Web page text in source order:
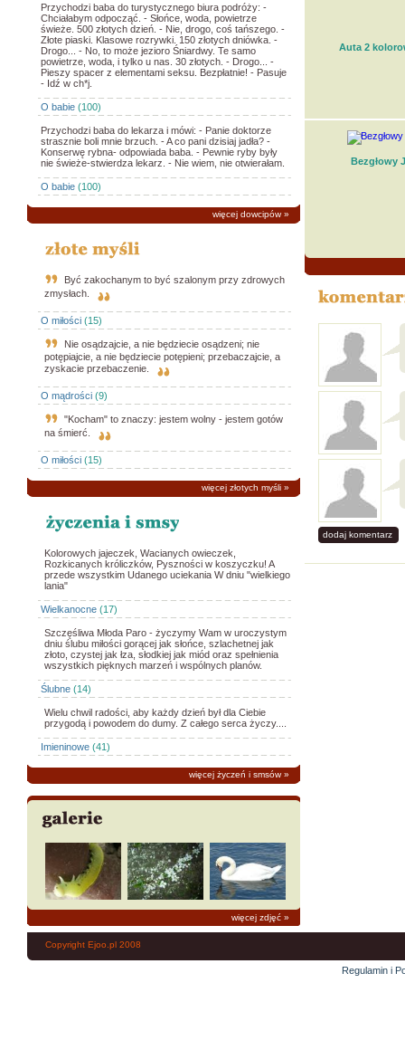
Przychodzi baba do turystycznego biura podróży: -
Chciałabym odpocząć. - Słońce, woda, powietrze
świeże. 500 złotych dzień. - Nie, drogo, coś tańszego. -
Złote piaski. Klasowe rozrywki. 150 złotych dniówka. -
Drogo... - No, to może jezioro Śniardwy. Te samo
powietrze, woda, i tylko u nas. 30 złotych. - Drogo... -
Pieszy spacer z elementami seksu. Bezpłatnie! - Pasuje
- Idź w ch*j.
O babie (100)
Przychodzi baba do lekarza i mówi: - Panie doktorze
strasznie boli mnie brzuch. - A co pani dzisiaj jadła? -
Konserwę rybna- odpowiada baba. - Pewnie ryby były
nie świeże-stwierdza lekarz. - Nie wiem, nie otwierałam.
O babie (100)
więcej dowcipów»
Być zakochanym to być szalonym przy zdrowych
zmysłach.
O miłości (15)
Nie osądzajcie, a nie będziecie osądzeni; nie
potępiajcie, a nie będziecie potępieni; przebaczajcie, a
zyskacie przebaczenie.
O mądrości (9)
"Kocham" to znaczy: jestem wolny - jestem gotów
na śmierć.
O miłości (15)
więcej złotych myśli »
Kolorowych jajeczek, Wacianych owieczek,
Rozkicanych króliczków, Pyszności w koszyczku! A
przede wszystkim Udanego uciekania W dniu "wielkiego
lania"
Wielkanocne (17)
Szczęśliwa Młoda Paro - życzymy Wam w uroczystym
dniu ślubu miłości gorącej jak słońce, szlachetnej jak
złoto, czystej jak łza, słodkiej jak miód oraz spełnienia
wszystkich pięknych marzeń i wspólnych planów.
Ślubne (14)
Wielu chwil radości, aby każdy dzień był dla Ciebie
przygodą i powodem do dumy. Z całego serca życzy....
Imieninowe (41)
więcej życzeń i smsów»
więcej zdjęć »
Auta 2
Bezgłowy
dodaj komentarz
Copyright Ejoo.pl 2008
Regulamin i